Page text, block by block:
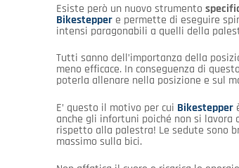
Esiste però un nuovo strumento
Bikestepper e permette di eseguire
intensi paragonabili a quelli della
Tutti sanno dell’importanza della
meno efficace. In conseguenza di
poterla allenare nella posizione e sul
E’ questo il motivo per cui Bikestepper
anche gli infortuni poiché non si lavora
rispetto alla palestra! Le sedute sono
massimo sulla bici.